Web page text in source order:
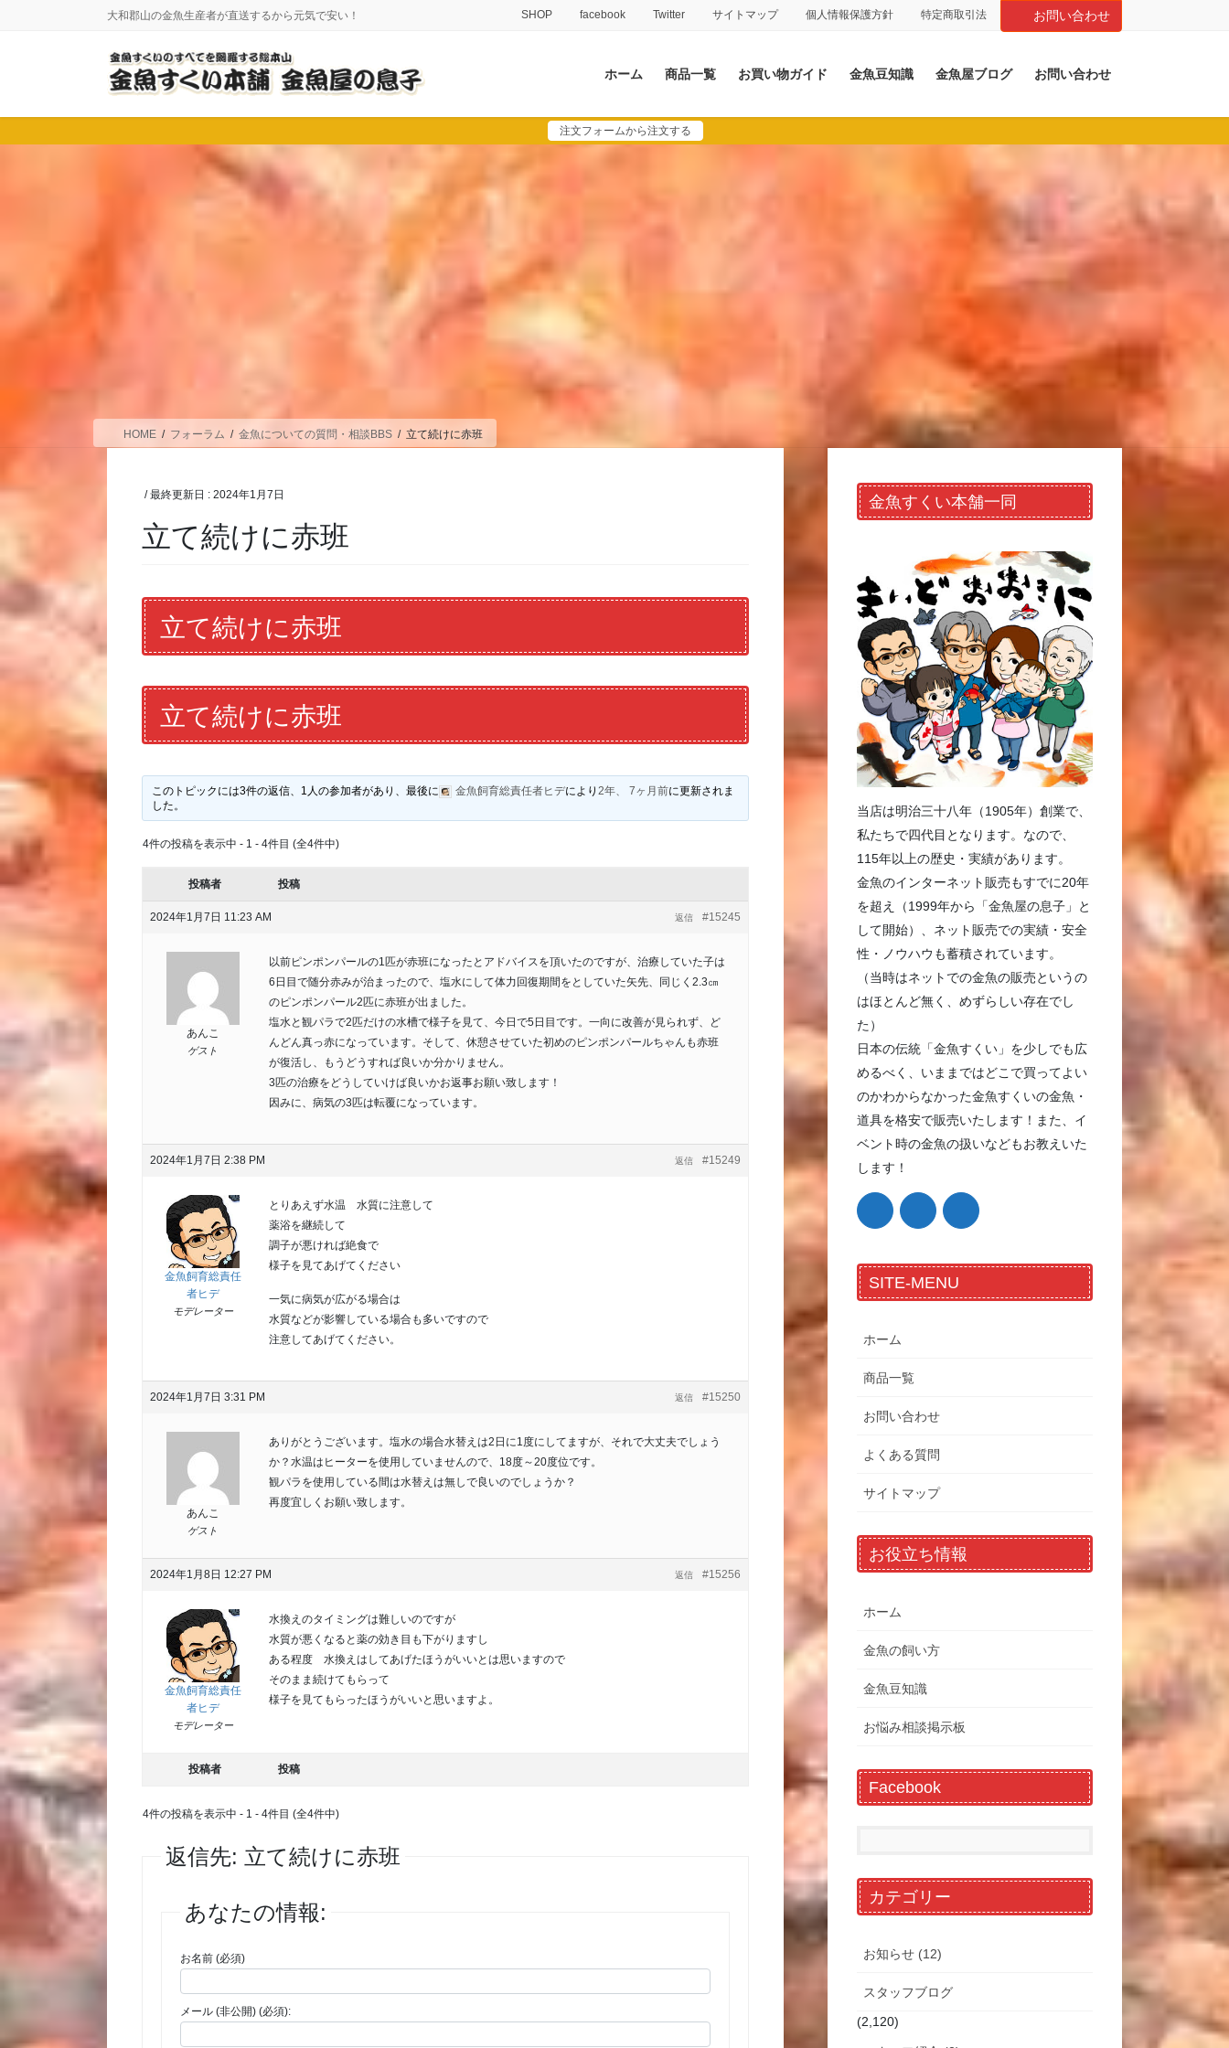
に
移
ョ
ン
大和郡山の金魚生産者が直送するから元気で安い！ SHOP facebook Twitter サイトマップ 個人情報保護方針 特定商取引法 お問い合わせ
ホーム 商品一覧 お買い物ガイド 金魚豆知識 金魚屋ブログ お問い合わせ
注文フォームから注文する
HOME フォーラム 金魚についての質問・相談BBS 立て続けに赤班
/ 最終更新日 :2024年1月7日
立て続けに赤班
立て続けに赤班
立て続けに赤班
このトピックには3件の返信、1人の参加者があり、最後に 金魚飼育総責任者ヒデにより 2年、 7ヶ月前に更新されま
した。
4件の投稿を表示中 - 1 - 4件目 (全4件中)
投稿者 投稿
2024年1月7日 11:23 AM #15245
返信
あんこ
ゲスト
以前ピンポンパールの1匹が赤班になったとアドバイスを頂いたのですが、治療していた子は
6日目で随分赤みが治まったので、塩水にして体力回復期間をとしていた矢先、同じく2.3㎝
のピンポンパール2匹に赤班が出ました。
塩水と観パラで2匹だけの水槽で様子を見て、今日で5日目です。一向に改善が見られず、ど
んどん真っ赤になっています。そして、休憩させていた初めのピンポンパールちゃんも赤班
が復活し、もうどうすれば良いか分かりません。
3匹の治療をどうしていけば良いかお返事お願い致します！
因みに、病気の3匹は転覆になっています。
2024年1月7日 2:38 PM #15249
返信
金魚飼育総責任
者ヒデ
モデレーター
とりあえず水温 水質に注意して
薬浴を継続して
調子が悪ければ絶食で
様子を見てあげてください
一気に病気が広がる場合は
水質などが影響している場合も多いですので
注意してあげてください。
2024年1月7日 3:31 PM #15250
返信
あんこ
ゲスト
ありがとうございます。塩水の場合水替えは2日に1度にしてますが、それで大丈夫でしょう
か？水温はヒーターを使用していませんので、18度～20度位です。
観パラを使用している間は水替えは無しで良いのでしょうか？
再度宜しくお願い致します。
2024年1月8日 12:27 PM #15256
返信
金魚飼育総責任
者ヒデ
モデレーター
水換えのタイミングは難しいのですが
水質が悪くなると薬の効き目も下がりますし
ある程度 水換えはしてあげたほうがいいとは思いますので
そのまま続けてもらって
様子を見てもらったほうがいいと思いますよ。
投稿者 投稿
4件の投稿を表示中 - 1 - 4件目 (全4件中)
返信先: 立て続けに赤班
あなたの情報:
お名前 (必須)
メール (非公開) (必須):
金魚すくい本舗一同
当店は明治三十八年（1905年）創業で、
私たちで四代目となります。なので、
115年以上の歴史・実績があります。
金魚のインターネット販売もすでに20年
を超え（1999年から「金魚屋の息子」と
して開始）、ネット販売での実績・安全
性・ノウハウも蓄積されています。
（当時はネットでの金魚の販売というの
はほとんど無く、めずらしい存在でし
た）
日本の伝統「金魚すくい」を少しでも広
めるべく、いままではどこで買ってよい
のかわからなかった金魚すくいの金魚・
道具を格安で販売いたします！また、イ
ベント時の金魚の扱いなどもお教えいた
します！
SITE-MENU
ホーム
商品一覧
お問い合わせ
よくある質問
サイトマップ
お役立ち情報
ホーム
金魚の飼い方
金魚豆知識
お悩み相談掲示板
Facebook
カテゴリー
お知らせ (12)
スタッフブログ
(2,120)